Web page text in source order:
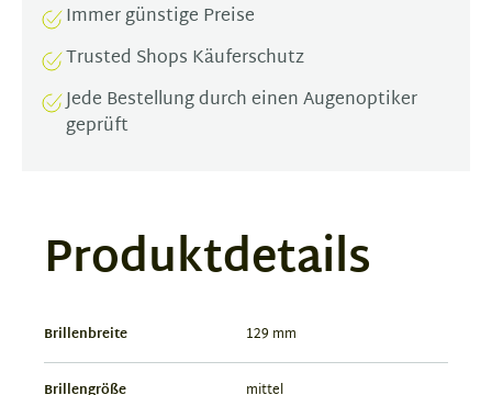
Immer günstige Preise
Trusted Shops Käuferschutz
Jede Bestellung durch einen Augenoptiker
geprüft
Produktdetails
Brillenbreite 129 mm